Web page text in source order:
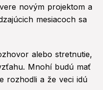
novým projektom a
mesiacoch sa
alebo stretnutie,
Mnohí budú mať
rozhodli a že veci idú